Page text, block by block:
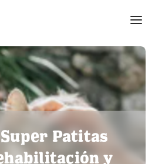
Patitas
y